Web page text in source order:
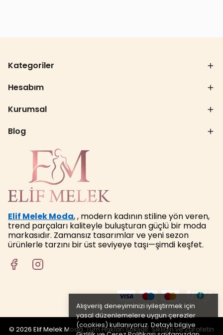
Alışveriş deneyiminizi iyileştirmek için
yasal düzenlemelere uygun çerezler
(cookies) kullanıyoruz. Detaylı bilgiye
Kategoriler
Hesabım
Kurumsal
Blog
Elif Melek Moda, , modern kadının stiline yön veren,
trend parçaları kaliteyle buluşturan güçlü bir moda
markasıdır. Zamansız tasarımlar ve yeni sezon
ürünlerle tarzını bir üst seviyeye taşı—şimdi keşfet.
© 2026 Elif Melek Moda. Tüm Hakları Saklıdır. Şıklığın ve Zarafetin